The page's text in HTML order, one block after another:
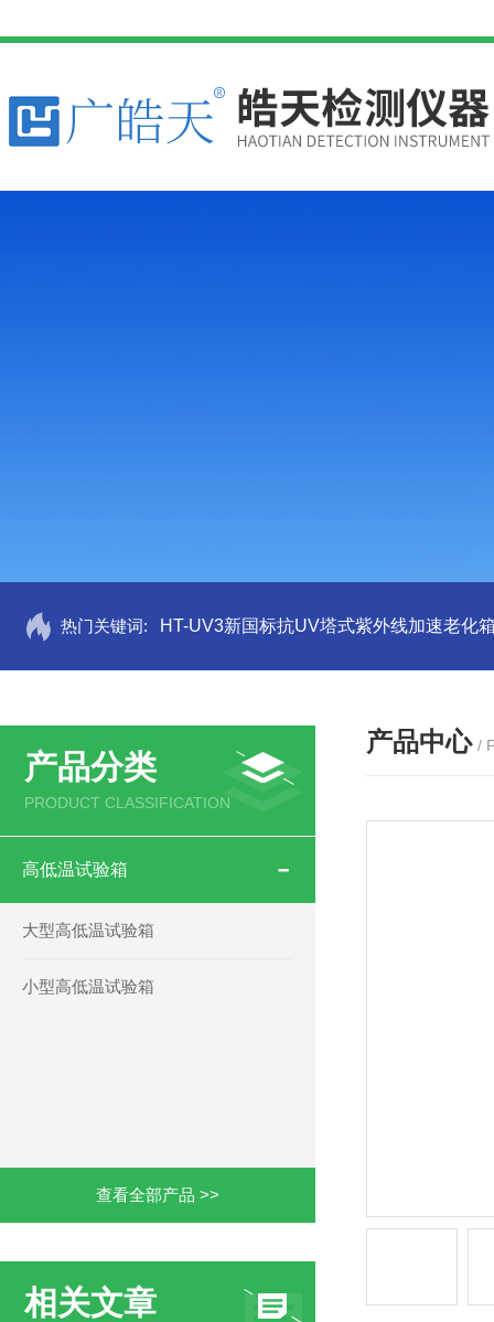
热门关键词: HT-UV3新国标抗UV塔式紫外线加速老化
产品分类
PRODUCT CLASSIFICATION
高低温试验箱
大型高低温试验箱
小型高低温试验箱
查看全部产品 >>
相关文章
产品中心 /